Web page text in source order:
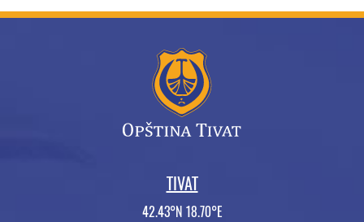
TIVAT
42.43°N 18.70°E